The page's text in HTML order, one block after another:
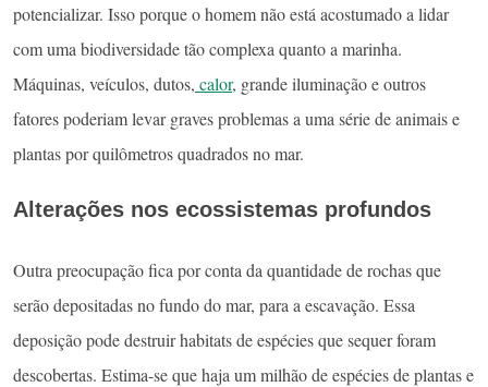
potencializar. Isso porque o homem não está acostumado a lidar
com uma biodiversidade tão complexa quanto a marinha.
Máquinas, veículos, dutos, calor, grande iluminação e outros
fatores poderiam levar graves problemas a uma série de animais e
plantas por quilômetros quadrados no mar.
Alterações nos ecossistemas profundos
Outra preocupação fica por conta da quantidade de rochas que
serão depositadas no fundo do mar, para a escavação. Essa
deposição pode destruir habitats de espécies que sequer foram
descobertas. Estima-se que haja um milhão de espécies de plantas e